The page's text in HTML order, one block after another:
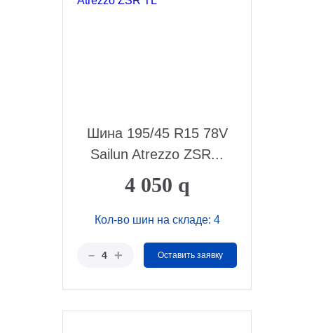
Шина 195/45 R15 78V
Sailun Atrezzo ZSR...
4 050 q
Кол-во шин на складе: 4
– 4 + Оставить заявку